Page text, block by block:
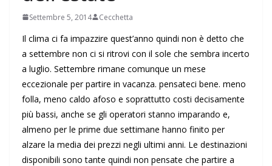
Settembre 5, 2014 Cecchetta
Il clima ci fa impazzire quest’anno quindi non è detto che
a settembre non ci si ritrovi con il sole che sembra incerto
a luglio. Settembre rimane comunque un mese
eccezionale per partire in vacanza. pensateci bene. meno
folla, meno caldo afoso e soprattutto costi decisamente
più bassi, anche se gli operatori stanno imparando e,
almeno per le prime due settimane hanno finito per
alzare la media dei prezzi negli ultimi anni. Le destinazioni
disponibili sono tante quindi non pensate che partire a